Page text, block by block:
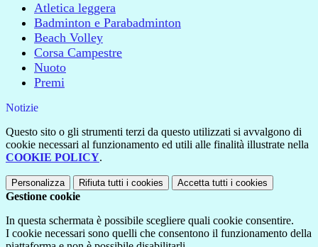
Atletica leggera
Badminton e Parabadminton
Beach Volley
Corsa Campestre
Nuoto
Premi
Notizie
Questo sito o gli strumenti terzi da questo utilizzati si avvalgono di
cookie necessari al funzionamento ed utili alle finalità illustrate nella
COOKIE POLICY.
Personalizza Rifiuta tutti i cookies Accetta tutti i cookies
Gestione cookie
In questa schermata è possibile scegliere quali cookie consentire.
I cookie necessari sono quelli che consentono il funzionamento della